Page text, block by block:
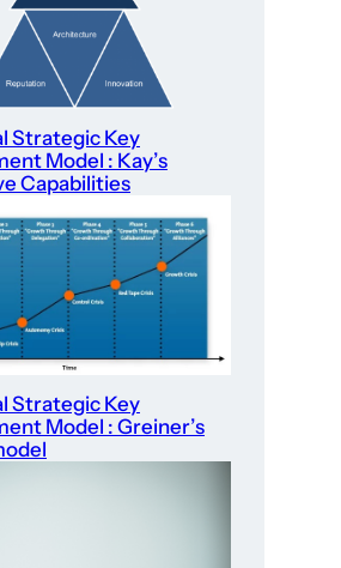
Strategic Key
Model : Kay’s
Capabilities
Strategic Key
Model : Greiner’s